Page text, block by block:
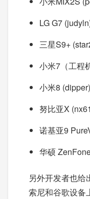
LG G7
三星S9+
小米7（工程
小米8 (dipper)
努比亚X
诺基亚9
华硕
另外开发者也给
索尼和谷歌设备